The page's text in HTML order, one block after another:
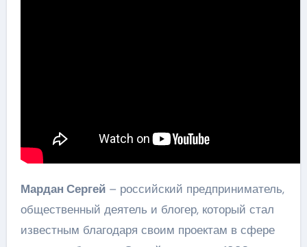
Мардан Сергей– российский предприниматель,
общественный деятель и блогер, который стал
известным благодаря своим проектам в сфере